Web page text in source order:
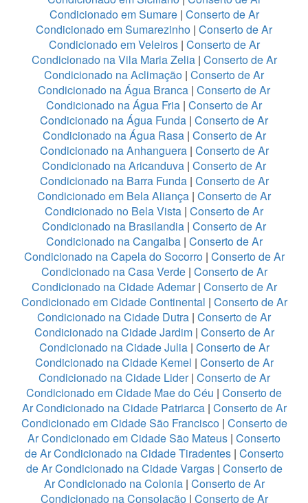
Condicionado em Sumare| Conserto de Ar
Condicionado em Sumarezinho | Conserto de Ar
Condicionado em Veleiros| Conserto de Ar
Condicionado na Vila Maria Zelia| Conserto de Ar
Condicionado na Aclimação | Conserto de Ar
Condicionado na Água Branca | Conserto de Ar
Condicionado na Água Fria | Conserto de Ar
Condicionado na Água Funda | Conserto de Ar
Condicionado na Água Rasa | Conserto de Ar
Condicionado na Anhanguera| Conserto de Ar
Condicionado na Aricanduva | Conserto de Ar
Condicionado na Barra Funda | Conserto de Ar
Condicionado em Bela Aliança | Conserto de Ar
Condicionado no Bela Vista | Conserto de Ar
Condicionado na Brasilandia | Conserto de Ar
Condicionado na Cangaiba| Conserto de Ar
Condicionado na Capela do Socorro | Conserto de Ar
Condicionado na Casa Verde| Conserto de Ar
Condicionado na Cidade Ademar| Conserto de Ar
Condicionado em Cidade Continental | Conserto de Ar
Condicionado na Cidade Dutra | Conserto de Ar
Condicionado na Cidade Jardim| Conserto de Ar
Condicionado na Cidade Julia | Conserto de Ar
Condicionado na Cidade Kemel | Conserto de Ar
Condicionado na Cidade Lider| Conserto de Ar
Condicionado em Cidade Mae do Céu | Conserto de
Ar Condicionado na Cidade Patriarca| Conserto de Ar
Condicionado em Cidade São Francisco | Conserto de
Ar Condicionado em Cidade São Mateus | Conserto
de Ar Condicionado na Cidade Tiradentes| Conserto
de Ar Condicionado na Cidade Vargas | Conserto de
Ar Condicionado na Colonia| Conserto de Ar
Condicionado na Consolação | Conserto de Ar